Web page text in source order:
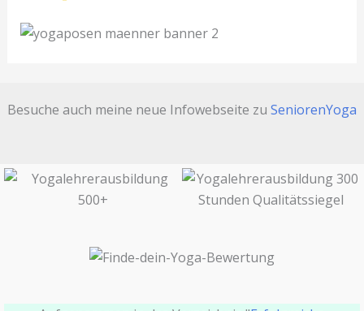
Besuche auch meine neue Infowebseite zu SeniorenYoga